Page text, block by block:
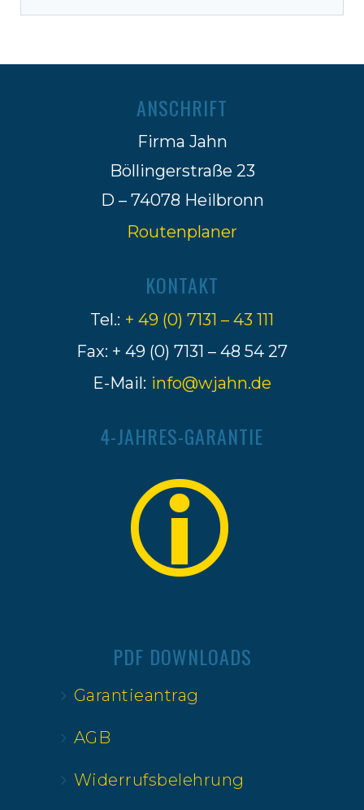
ANSCHRIFT
Firma Jahn
Böllingerstraße 23
D – 74078 Heilbronn
Routenplaner
KONTAKT
Tel.: + 49 (0) 7131 – 43 111
Fax: + 49 (0) 7131 – 48 54 27
E-Mail: info@wjahn.de
4-JAHRES-GARANTIE
PDF DOWNLOADS
Garantieantrag
AGB
Widerrufsbelehrung